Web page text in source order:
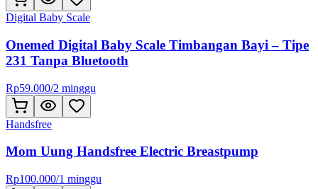
Digital Baby Scale
Onemed Digital Baby Scale Timbangan Bayi – Tipe
231 Tanpa Bluetooth
Rp59.000/2 minggu
Handsfree
Mom Uung Handsfree Electric Breastpump
Rp100.000/1 minggu